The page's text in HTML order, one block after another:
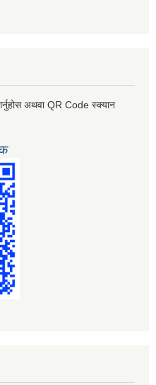
अथवा QR Code स्क्यान